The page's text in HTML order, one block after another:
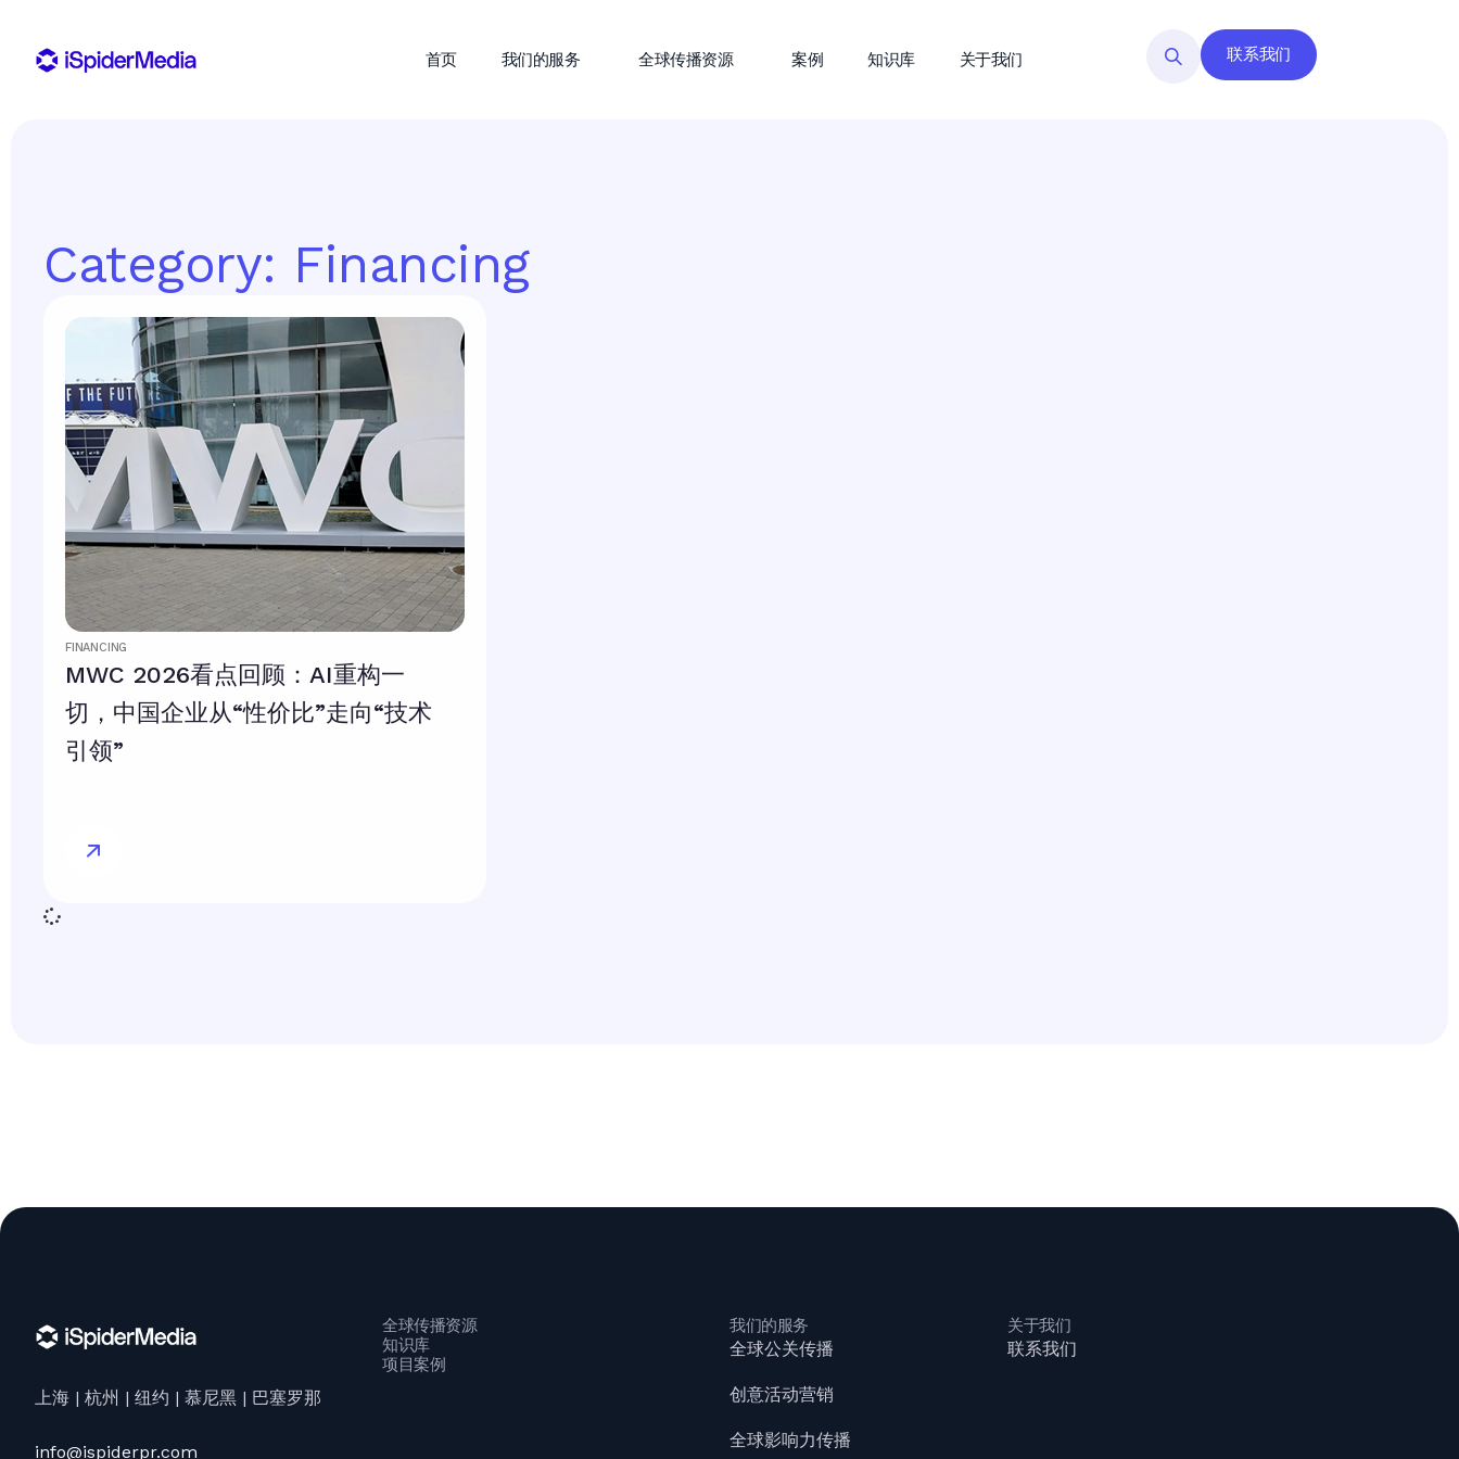
首页 我们的服务 全球传播资源 案例 知识库 关于我们 联系我们
Category: Financing
FINANCING
MWC 2026看点回顾：AI重构一
切，中国企业从“性价比”走向“技术
引领”
上海 | 杭州 | 纽约 | 慕尼黑 | 巴塞罗那
info@ispiderpr.com
全球传播资源
知识库
项目案例
我们的服务
全球公关传播
创意活动营销
全球影响力传播
关于我们
联系我们